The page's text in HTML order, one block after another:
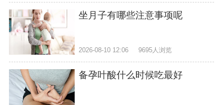
坐月子有哪些注意事项呢
2026-08-10 12:06 9695人浏览
备孕叶酸什么时候吃最好